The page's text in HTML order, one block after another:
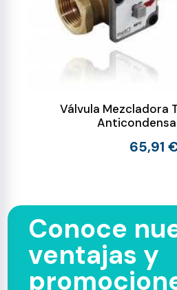
Válvula Mezcladora
65,91
Conoce
ventajas y